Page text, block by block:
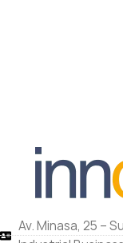
Av. Minasa, 25 –